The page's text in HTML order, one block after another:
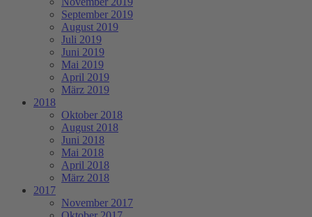
September 2019
August 2019
Juli 2019
Juni 2019
Mai 2019
April 2019
März 2019
2018
Oktober 2018
August 2018
Juni 2018
Mai 2018
April 2018
März 2018
2017
November 2017